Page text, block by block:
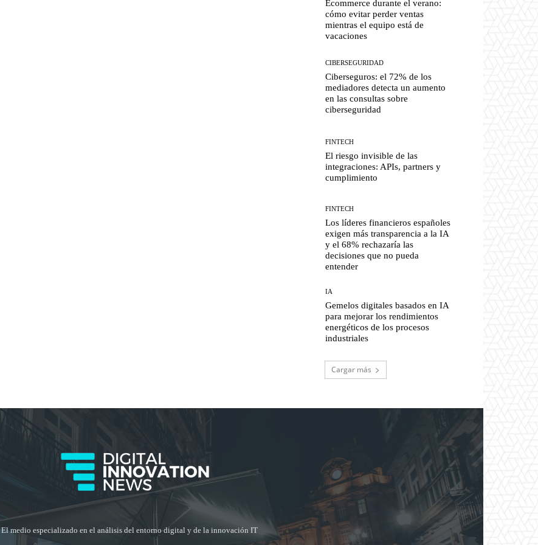
Ecommerce durante el verano:
cómo evitar perder ventas
mientras el equipo está de
vacaciones
CIBERSEGURIDAD
Ciberseguros: el 72% de los
mediadores detecta un aumento
en las consultas sobre
ciberseguridad
FINTECH
El riesgo invisible de las
integraciones: APIs, partners y
cumplimiento
FINTECH
Los líderes financieros españoles
exigen más transparencia a la IA
y el 68% rechazaría las
decisiones que no pueda
entender
IA
Gemelos digitales basados en IA
para mejorar los rendimientos
energéticos de los procesos
industriales
Cargar más
El medio especializado en el análisis del entorno digital y de la innovación IT